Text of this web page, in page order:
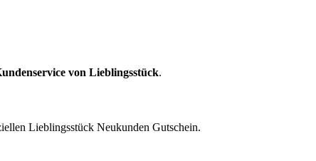
von Lieblingsstück.
Lieblingsstück Neukunden Gutschein.